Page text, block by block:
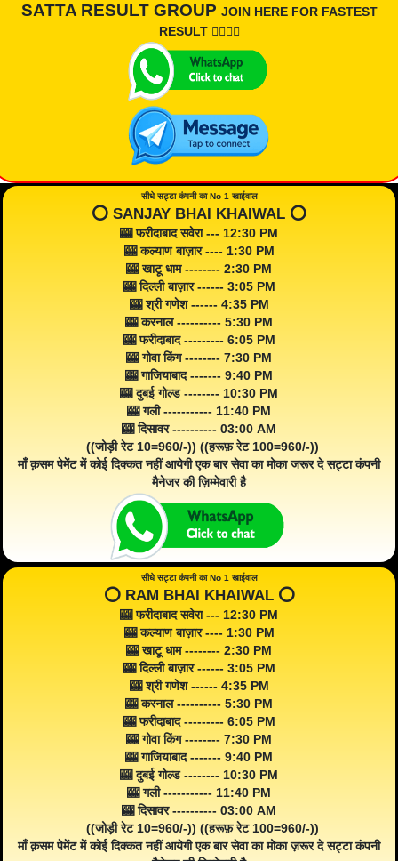
SATTA RESULT GROUP JOIN HERE FOR FASTEST
RESULT 👇🏾👇🏾
सीधे सट्टा कंपनी का No 1 खाईवाल
⭕️ SANJAY BHAI KHAIWAL ⭕️
🎰 फरीदाबाद सवेरा --- 12:30 PM
🎰 कल्याण बाज़ार ---- 1:30 PM
🎰 खाटू धाम -------- 2:30 PM
🎰 दिल्ली बाज़ार ------ 3:05 PM
🎰 श्री गणेश ------ 4:35 PM
🎰 करनाल ---------- 5:30 PM
🎰 फरीदाबाद --------- 6:05 PM
🎰 गोवा किंग -------- 7:30 PM
🎰 गाजियाबाद ------- 9:40 PM
🎰 दुबई गोल्ड -------- 10:30 PM
🎰 गली ----------- 11:40 PM
🎰 दिसावर ---------- 03:00 AM
((जोड़ी रेट 10=960/-)) ((हरूफ़ रेट 100=960/-))
माँ क़सम पेमेंट में कोई दिक्कत नहीं आयेगी एक बार सेवा का मोका जरूर दे सट्टा कंपनी
मैनेजर की ज़िम्मेवारी है
सीधे सट्टा कंपनी का No 1 खाईवाल
⭕️ RAM BHAI KHAIWAL ⭕️
🎰 फरीदाबाद सवेरा --- 12:30 PM
🎰 कल्याण बाज़ार ---- 1:30 PM
🎰 खाटू धाम -------- 2:30 PM
🎰 दिल्ली बाज़ार ------ 3:05 PM
🎰 श्री गणेश ------ 4:35 PM
🎰 करनाल ---------- 5:30 PM
🎰 फरीदाबाद --------- 6:05 PM
🎰 गोवा किंग -------- 7:30 PM
🎰 गाजियाबाद ------- 9:40 PM
🎰 दुबई गोल्ड -------- 10:30 PM
🎰 गली ----------- 11:40 PM
🎰 दिसावर ---------- 03:00 AM
((जोड़ी रेट 10=960/-)) ((हरूफ़ रेट 100=960/-))
माँ क़सम पेमेंट में कोई दिक्कत नहीं आयेगी एक बार सेवा का मोका ज़रूर दे सट्टा कंपनी